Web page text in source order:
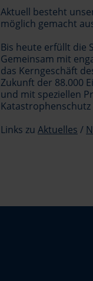
Aktuell besteht
möglich gemacht
Bis heute erfüllt die
Gemeinsam mit
das Kerngeschäft
Zukunft der 88.000
und mit speziellen
Katastrophenschutz
Links zu Aktuelles /